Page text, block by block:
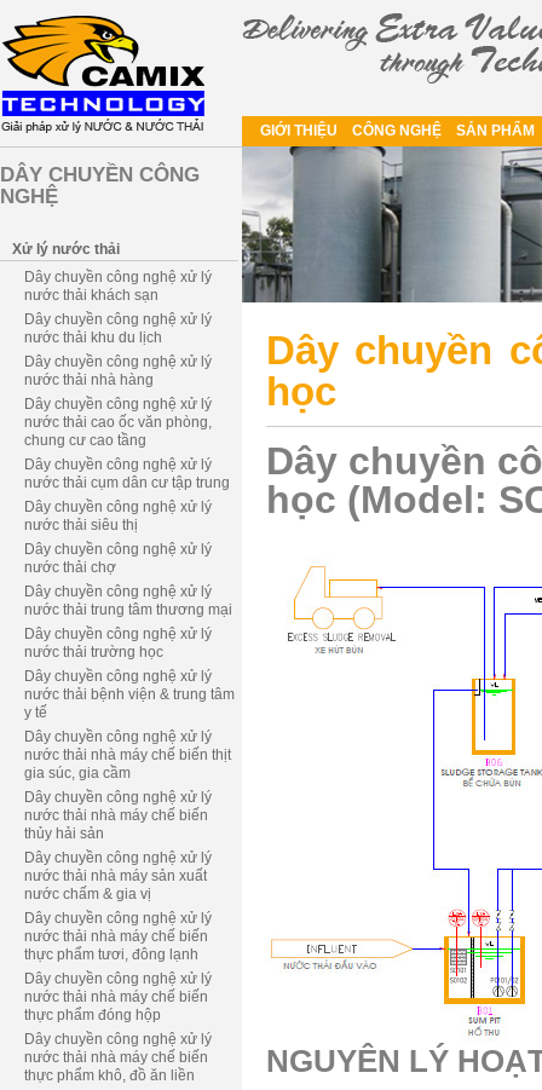
GIỚI THIỆU CÔNG NGHỆ SẢN PHẨM
DÂY CHUYỀN CÔNG
NGHỆ
Xử lý nước thải
Dây chuyền công nghệ xử lý
nước thải khách sạn
Dây chuyền công nghệ xử lý
nước thải khu du lịch
Dây chuyền công nghệ xử lý
nước thải nhà hàng
Dây chuyền công nghệ xử lý
nước thải cao ốc văn phòng,
chung cư cao tầng
Dây chuyền công nghệ xử lý
nước thải cụm dân cư tập trung
Dây chuyền công nghệ xử lý
nước thải siêu thị
Dây chuyền công nghệ xử lý
nước thải chợ
Dây chuyền công nghệ xử lý
nước thải trung tâm thương mại
Dây chuyền công nghệ xử lý
nước thải trường học
Dây chuyền công nghệ xử lý
nước thải bệnh viện & trung tâm
y tế
Dây chuyền công nghệ xử lý
nước thải nhà máy chế biến thịt
gia súc, gia cầm
Dây chuyền công nghệ xử lý
nước thải nhà máy chế biến
thủy hải sản
Dây chuyền công nghệ xử lý
nước thải nhà máy sản xuất
nước chấm & gia vị
Dây chuyền công nghệ xử lý
nước thải nhà máy chế biến
thực phẩm tươi, đông lạnh
Dây chuyền công nghệ xử lý
nước thải nhà máy chế biến
thực phẩm đóng hộp
Dây chuyền công nghệ xử lý
nước thải nhà máy chế biến
thực phẩm khô, đồ ăn liền
Dây chuyền
học
Dây chuyền
học (Model:
NGUYÊN LÝ